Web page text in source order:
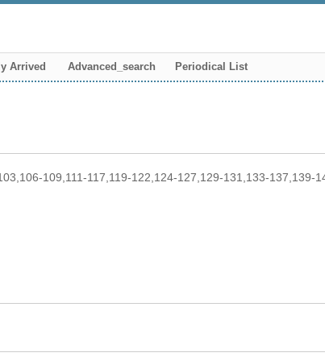
Arrived Advanced_search Periodical List
109,111-117,119-122,124-127,129-131,133-137,139-